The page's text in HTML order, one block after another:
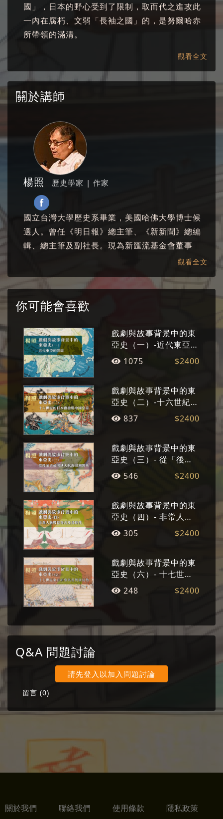
國」，日本的野心受到了限制，取而代之進攻此
一內在腐朽、文弱「長袖之國」的，是努爾哈赤
所帶領的滿清。
進入十七世紀，東亞史舞台上騰出空間，添加了
觀看全文
關於講師
楊照 歷史學家 | 作家
國立台灣大學歷史系畢業，美國哈佛大學博士候
選人。曾任《明日報》總主筆、《新新聞》總編
輯、總主筆及副社長。現為新匯流基金會董事
長。已出版數十部文學創作及文化評論著作。擅
故事，洋溢人文精神，並流露其文學情懷。
觀看全文
你可能會喜歡
戲劇與故事背景中的東
亞史（一）-近代東亞的
開端1075 $2400
戲劇與故事背景中的東
亞史（二）-十六世紀的
日本群雄與中國皇帝
837 $2400
戲劇與故事背景中的東
亞史（三）- 從「後蒙
古帝國」到大航海浪潮
襲來
546 $2400
戲劇與故事背景中的東
亞史（四）- 非常人物
豐臣秀吉及其時代
305 $2400
戲劇與故事背景中的東
亞史（六）- 十七世紀
東亞新參與者與新局勢
248 $2400
Q&A 問題討論
請先登入以加入問題討論
留言 (0)
關於我們 聯絡我們 使用條款 隱私政策